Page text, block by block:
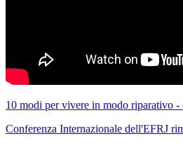
10 modi per vivere in modo riparativo
Conferenza Internazionale dell'EFRJ